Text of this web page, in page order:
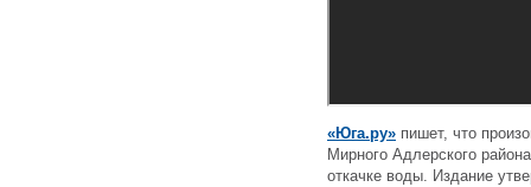
«Юга.ру» пишет, что
Мирного Адлерского
откачке воды. Издание